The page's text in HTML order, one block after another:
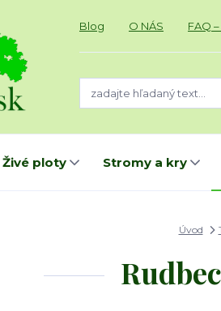
Blog O NÁS FAQ
Živé ploty Stromy a kry
Úvod